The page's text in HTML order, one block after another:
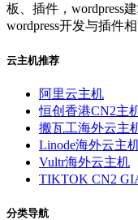
板、插件，wordpress
wordpress开发与插件
云主机推荐
阿里云主机
恒创香港CN2主
搬瓦工海外云主
Linode海外云主
Vultr海外云主机
TIKTOK CN2
分类导航